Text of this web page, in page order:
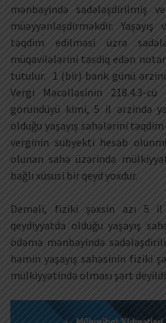
mənbəyində sadələşdirilmiş
müəyyənləşdirməkdir. Yaşayış
təqdim edilməsi üzrə
müqavilələrini təsdiq edən
tutulur. 1 (bir) bank günü
Vergi Məcəlləsinin 218.4.3-cü
göründüyü kimi, 5 il ərzində
olduğu yaşayış sahələrini
verginin subyekti hesab
olunan sahə üzərində
bağlı xüsusi bir qeyd yoxdur.
Deməli, fiziki şəxsin azı 5 il
qeydiyyatda olduğu yaşayış
ödəmə mənbəyində
həmin yaşayış sahəsinin fiziki
mülkiyyətində olması şərt